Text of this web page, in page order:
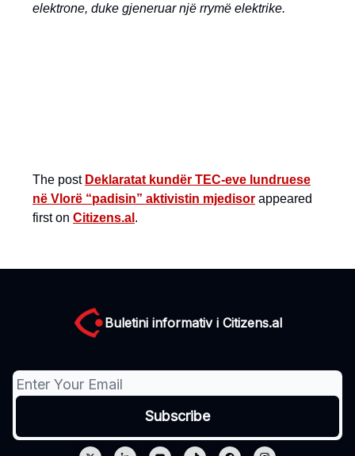
elektrone, duke gjeneruar një rrymë elektrike.
The post Deklaratat kundër TEC-eve lundruese
në Vlorë “padisin” aktivistin mjedisor appeared
first on Citizens.al .
Buletini informativ i Citizens.al